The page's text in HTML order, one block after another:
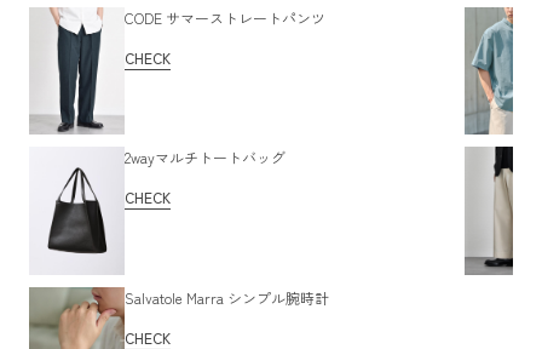
CODE サマーストレートパンツ
CHECK
2wayマルチトートバッグ
CHECK
Salvatole Marra シンプル腕時計
CHECK